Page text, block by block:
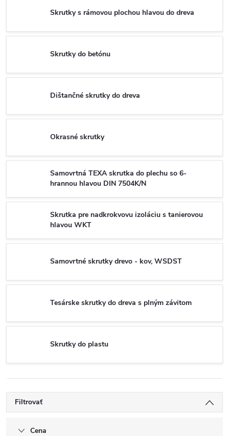
Skrutky s rámovou plochou hlavou do dreva
Skrutky do betónu
Dištančné skrutky do dreva
Okrasné skrutky
Samovrtná TEXA skrutka do plechu so 6-
hrannou hlavou DIN 7504K/N
Skrutka pre nadkrokvovu izoláciu s tanierovou
hlavou WKT
Samovrtné skrutky drevo - kov, WSDST
Tesárske skrutky do dreva s plným závitom
Skrutky do plastu
Filtrovať
Cena